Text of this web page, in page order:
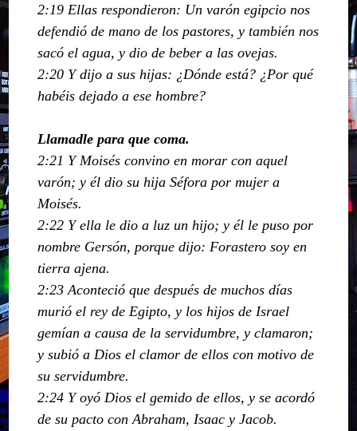
2:19 Ellas respondieron: Un varón egipcio nos
defendió de mano de los pastores, y también nos
sacó el agua, y dio de beber a las ovejas.
2:20 Y dijo a sus hijas: ¿Dónde está? ¿Por qué
habéis dejado a ese hombre?
Llamadle para que coma.
2:21 Y Moisés convino en morar con aquel
varón; y él dio su hija Séfora por mujer a
Moisés.
2:22 Y ella le dio a luz un hijo; y él le puso por
nombre Gersón, porque dijo: Forastero soy en
tierra ajena.
2:23 Aconteció que después de muchos días
murió el rey de Egipto, y los hijos de Israel
gemían a causa de la servidumbre, y clamaron;
y subió a Dios el clamor de ellos con motivo de
su servidumbre.
2:24 Y oyó Dios el gemido de ellos, y se acordó
de su pacto con Abraham, Isaac y Jacob.